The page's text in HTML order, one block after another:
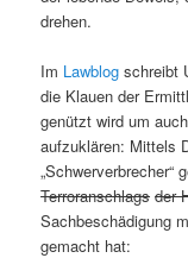
drehen.
Im Lawblogschreibt
die Klauen der
genützt wird um
aufzuklären: Mittels
Terroranschlags der
Sachbeschädigung
gemacht hat: